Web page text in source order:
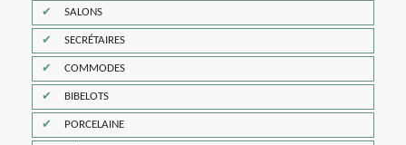
SALONS
SECRÉTAIRES
COMMODES
BIBELOTS
PORCELAINE